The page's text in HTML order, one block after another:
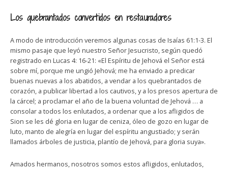
Los quebrantados convertidos en restauradores
A modo de introducción veremos algunas cosas de Isaías 61:1-3. El
mismo pasaje que leyó nuestro Señor Jesucristo, según quedó
registrado en Lucas 4: 16-21: «El Espíritu de Jehová el Señor está
sobre mí, porque me ungió Jehová; me ha enviado a predicar
buenas nuevas a los abatidos, a vendar a los quebrantados de
corazón, a publicar libertad a los cautivos, y a los presos apertura de
la cárcel; a proclamar el año de la buena voluntad de Jehová … a
consolar a todos los enlutados, a ordenar que a los afligidos de
Sion se les dé gloria en lugar de ceniza, óleo de gozo en lugar de
luto, manto de alegría en lugar del espíritu angustiado; y serán
llamados árboles de justicia, plantío de Jehová, para gloria suya».
Amados hermanos, nosotros somos estos afligidos, enlutados,